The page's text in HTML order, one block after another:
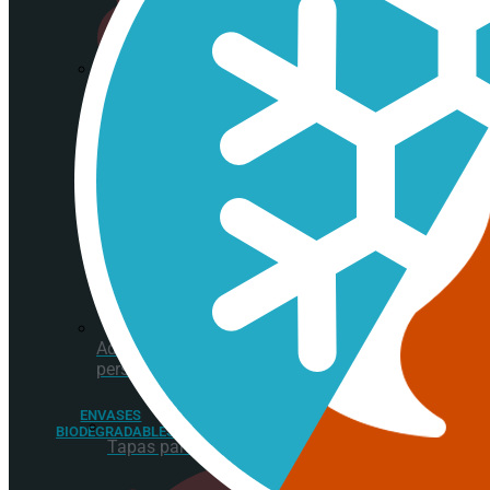
Papel
antigrasa
Cono
papel
fritos
Adhesivos
personalizados
ENVASES
BIODEGRADABLES
Vasos plástico transparentes
Tapas para vasos